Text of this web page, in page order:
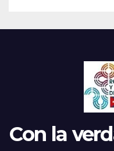
Con la